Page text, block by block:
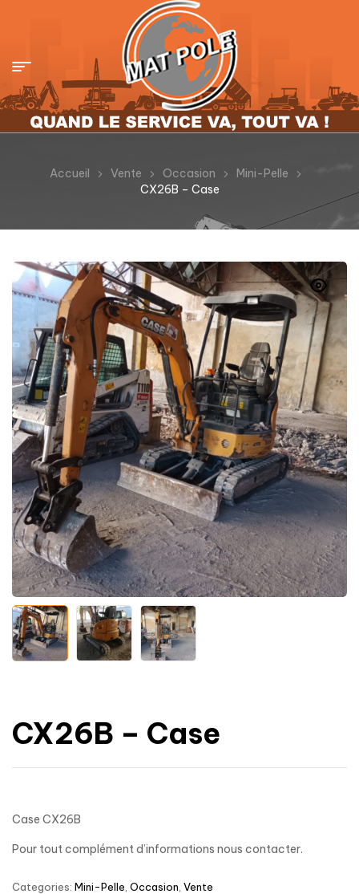
Accueil Vente Occasion
Mini-Pelle
CX26B – Case
CX26B – Case
Case CX26B
Pour tout complément d’informations nous contacter.
Categories: Mini-Pelle Occasion Vente